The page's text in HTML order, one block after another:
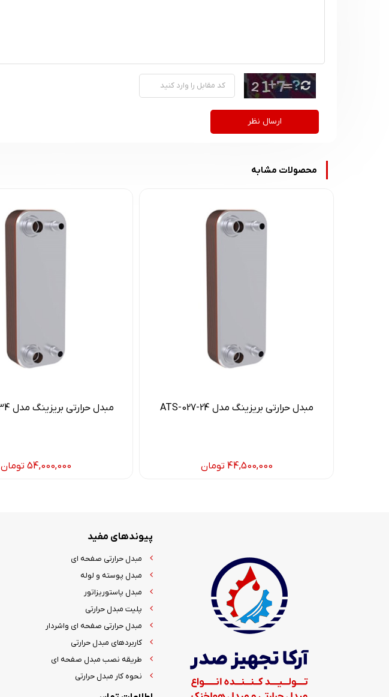
ارسال نظر
محصولات مشابه
مبدل حرارتی بریزینگ مدل ATS-027-24
44,500,000 تومان
مبدل حرارتی بریزینگ مدل ATS-027-34
54,000,000 تومان
پیوندهای مفید
مبدل حرارتی صفحه ای
مبدل پوسته و لوله
مبدل پاستوریزاتور
پلیت مبدل حرارتی
مبدل حرارتی صفحه ای واشردار
کاربردهای مبدل حرارتی
طریقه نصب مبدل صفحه ای
نحوه کار مبدل حرارتی